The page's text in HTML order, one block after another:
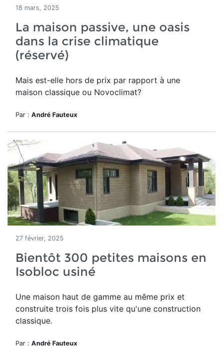
18 mars, 2025
La maison passive, une oasis
dans la crise climatique
(réservé)
Mais est-elle hors de prix par rapport à une
maison classique ou Novoclimat?
Par : André Fauteux
27 février, 2025
Bientôt 300 petites maisons en
Isobloc usiné
Une maison haut de gamme au même prix et
construite trois fois plus vite qu'une construction
classique.
Par : André Fauteux